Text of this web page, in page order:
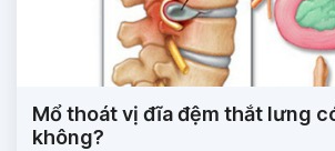
Mổ thoát vị đĩa đệm thắt lưng
không?